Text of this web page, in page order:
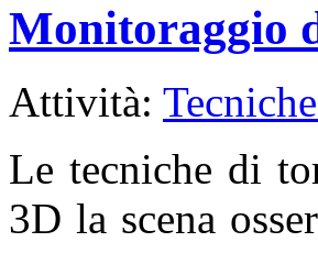
Monitoraggio
Attività:
Le tecniche di
3D la scena